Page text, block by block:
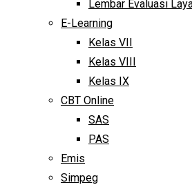
Lembar Evaluasi
E-Learning
Kelas VII
Kelas VIII
Kelas IX
CBT Online
SAS
PAS
Emis
Simpeg